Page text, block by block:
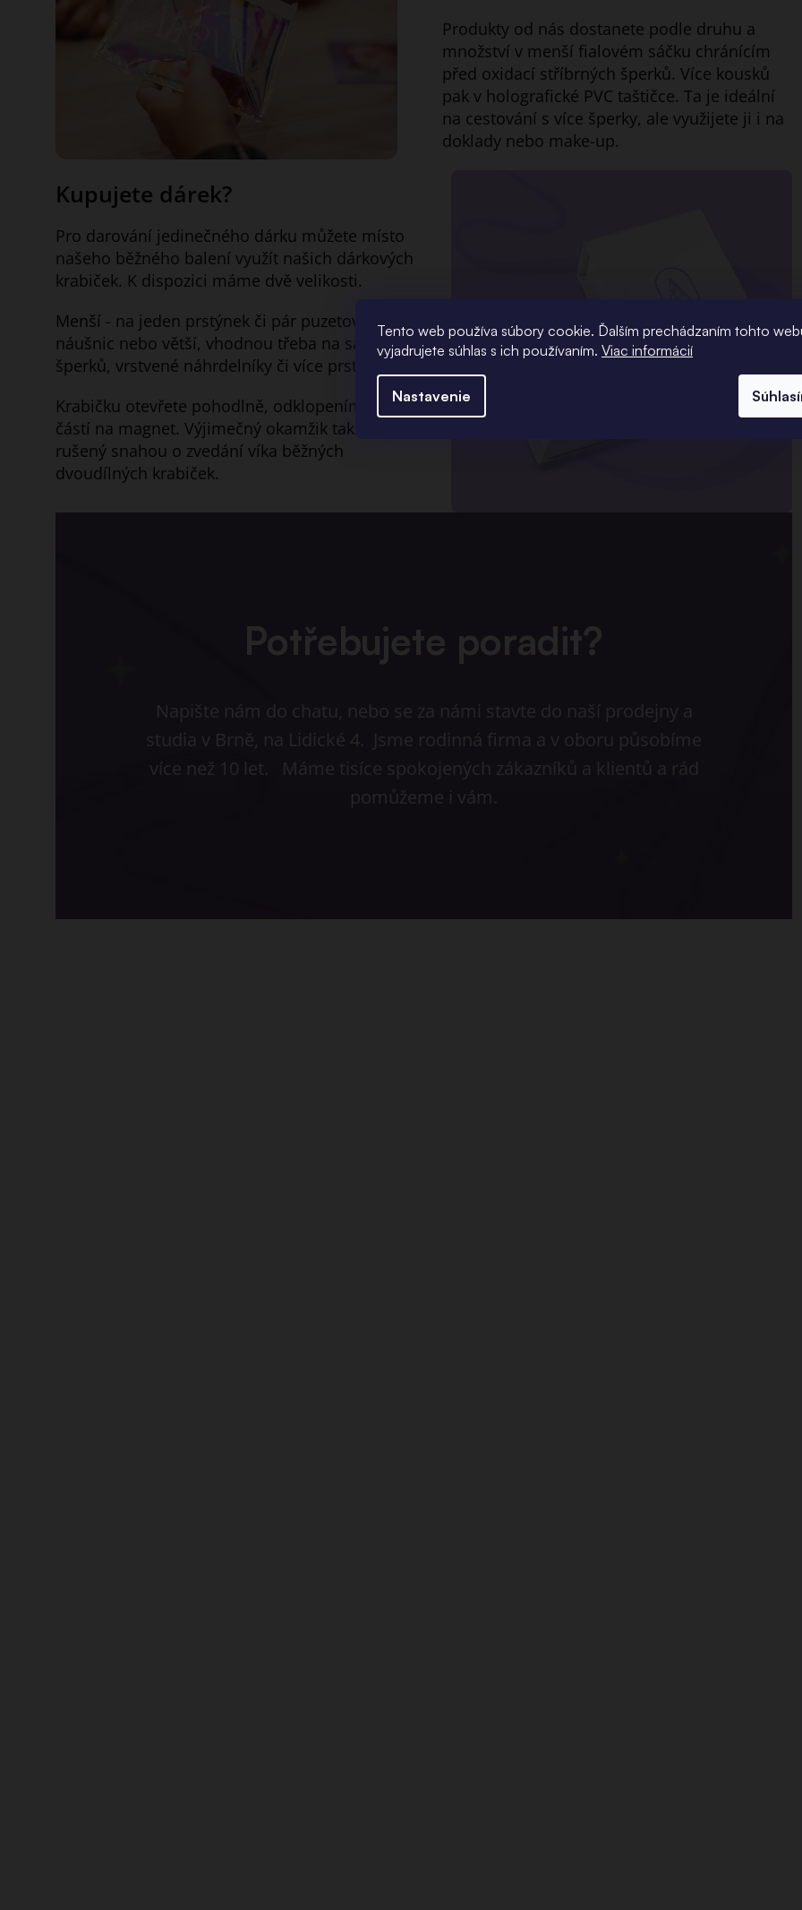
Tento web používa súbory cookie. Ďalším prechádzaním tohto
vyjadrujete súhlas s ich používaním. Viac informácií
Nastavenie
Produkty od nás dostanete podle druhu a
množství v menší fialovém sáčku chránícím
před oxidací stříbrných šperků. Více kousků
pak v holografické PVC taštičce. Ta je ideální
na cestování s více šperky, ale využijete ji i na
doklady nebo make-up.
Kupujete dárek?
Pro darování jedinečného dárku můžete místo
našeho běžného balení využít našich dárkových
krabiček. K dispozici máme dvě velikosti.
Menší - na jeden prstýnek či pár puzetových
náušnic nebo větší, vhodnou třeba na sadu
šperků, vrstvené náhrdelníky či více prstýnků.
Krabičku otevřete pohodlně, odklopením horní
částí na magnet. Výjimečný okamžik tak nebude
rušený snahou o zvedání víka běžných
dvoudílných krabiček.
Potřebujete poradit?
Napište nám do chatu, nebo se za námi stavte do naší prodejny a
studia v Brně, na Lidické 4. Jsme rodinná firma a v oboru působíme
více než 10 let. Máme tisíce spokojených zákazníků a klientů a rád
pomůžeme i vám.